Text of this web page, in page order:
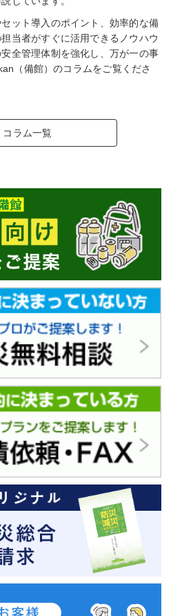
ット導入のポイント、効率的な備
当者がすぐに活用できるノウハウ
全管理体制を強化し、万が一の事
（備館）のコラムをご覧くださ
コラム一覧